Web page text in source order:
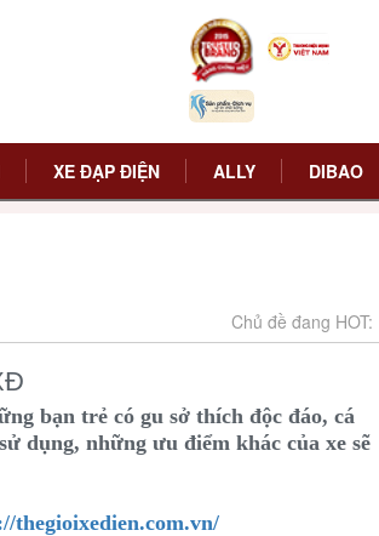
XE ĐẠP ĐIỆN ALLY DIBAO
Chủ đề đang HOT:
bạn trẻ có gu sở thích độc đáo, cá
dụng, những ưu điểm khác của xe sẽ
thegioixedien.com.vn/